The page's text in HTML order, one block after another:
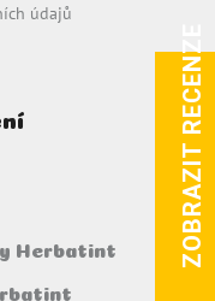
údajů
Herbatint ZOBRAZIT RECENZE